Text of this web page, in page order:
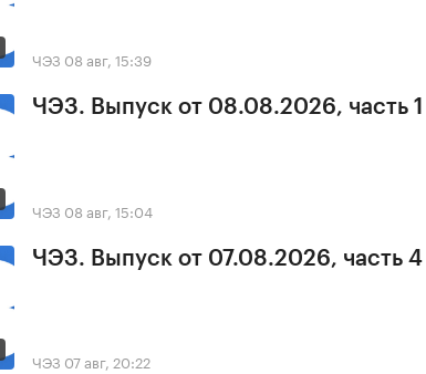
ЧЭЗ 08 авг, 15:39
ЧЭЗ. Выпуск от 08.08.2026, часть 1
ЧЭЗ 08 авг, 15:04
ЧЭЗ. Выпуск от 07.08.2026, часть 4
ЧЭЗ 07 авг, 20:22